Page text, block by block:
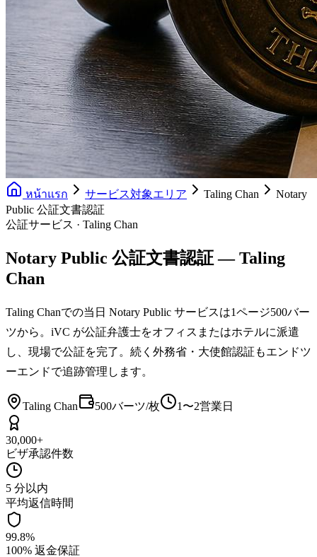
หน้าแรก サービス対象エリア Taling Chan
Notary
Public 公証文書認証
公証サービス · Taling Chan
Notary Public 公証文書認証 — Taling
Chan
Taling Chanでの当日 Notary Public サービスは1ページ500バー
ツから。iVC が公証弁護士をオフィスまたはホテルに派遣
し、現場で公証を完了。続く外務省・大使館認証もエンドツ
ーエンドで追跡管理します。
Taling Chan 500バーツ/枚 1〜2営業日
30,000+
ビザ承認件数
5 分以内
平均返信時間
99.8%
100% 返金保証